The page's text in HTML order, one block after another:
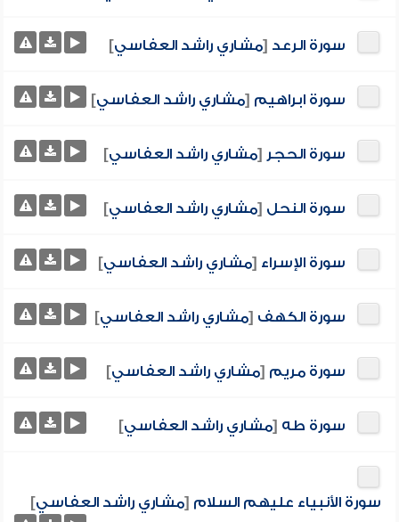
سورة الرعد [مشاري راشد العفاسي]
سورة ابراهيم [مشاري راشد العفاسي]
سورة الحجر [مشاري راشد العفاسي]
سورة النحل [مشاري راشد العفاسي]
سورة الإسراء [مشاري راشد العفاسي]
سورة الكهف [مشاري راشد العفاسي]
سورة مريم [مشاري راشد العفاسي]
سورة طه [مشاري راشد العفاسي]
سورة الأنبياء عليهم السلام [مشاري راشد العفاسي]